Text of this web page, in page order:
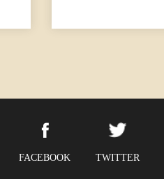
FACEBOOK TWITTER